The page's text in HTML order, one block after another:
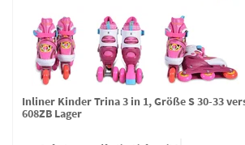
Inliner Kinder Trina 3 in 1, Größe S 30-33
608ZB Lager